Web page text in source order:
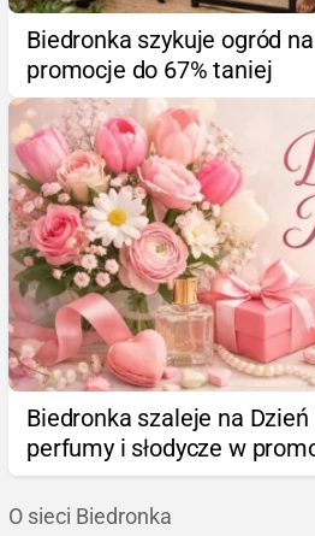
Biedronka szykuje ogród
promocje do 67% taniej
Biedronka szaleje na
perfumy i słodycze w
O sieci Biedronka